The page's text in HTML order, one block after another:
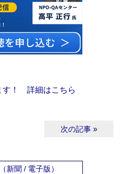
す！ 詳細はこちら
次の記事 »
新聞 / 電子版）